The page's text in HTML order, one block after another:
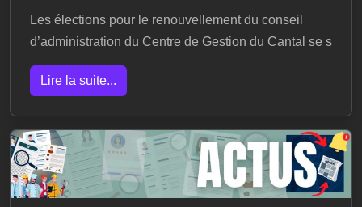
Les élections pour le renouvellement du conseil
d’administration du Centre de Gestion du Cantal se s
Lire la suite...